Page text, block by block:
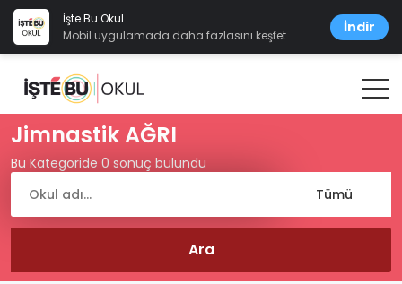
İşte Bu Okul
Mobil uygulamada daha fazlasını keşfet
İndir
Jimnastik AĞRI
Bu Kategoride 0 sonuç bulundu